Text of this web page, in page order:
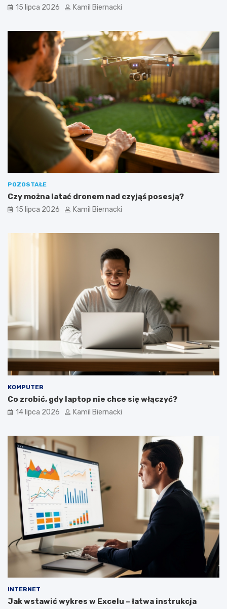
15 lipca 2026 Kamil Biernacki
POZOSTAŁE
Czy można latać dronem nad czyjąś posesją?
15 lipca 2026 Kamil Biernacki
KOMPUTER
Co zrobić, gdy laptop nie chce się włączyć?
14 lipca 2026 Kamil Biernacki
INTERNET
Jak wstawić wykres w Excelu – łatwa instrukcja